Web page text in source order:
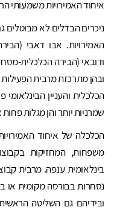
איחוד האמירויות משמעותי
ניכרים הבדלים לא מבוטלים
האמירויות. אבו דאבי
ודובאי (הבירה הכלכלית-
ובהן מתרכזת מרבית
הכלכלית והעניין
שמרניות יותר והן מגלות
הכלכלה של איחוד
משפחות, המחזיקות
בינלאומית ענפה. מרבית
נסחרות בבורסה מקומית או
ובידיהם גם השליטה